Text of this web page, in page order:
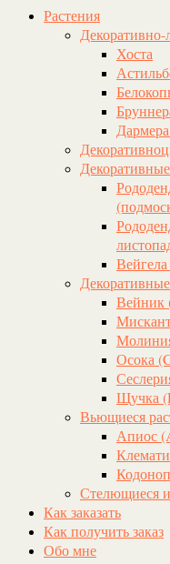
Растения
Декоративно-
Хоста
Вейник
Осока
Щучка
Вьющиеся
Апиос
Стелющиеся
Как заказать
Как получить заказ
Обо мне